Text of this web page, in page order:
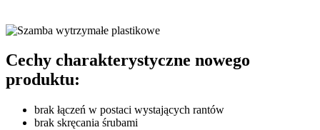
Cechy charakterystyczne nowego
produktu:
brak łączeń w postaci wystających rantów
brak skręcania śrubami